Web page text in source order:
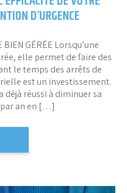
D’URGENCE
BIEN GÉRÉE Lorsqu’une
elle permet de faire des
le temps des arrêts de
est un investissement.
déjà réussi à diminuer sa
par an en […]